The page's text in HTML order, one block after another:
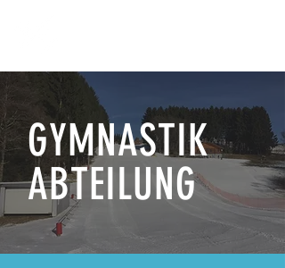
GYMNASTIK
ABTEILUNG